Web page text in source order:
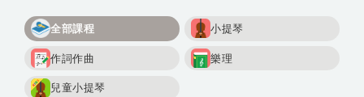
全部課程 小提琴
作詞作曲 樂理
兒童小提琴